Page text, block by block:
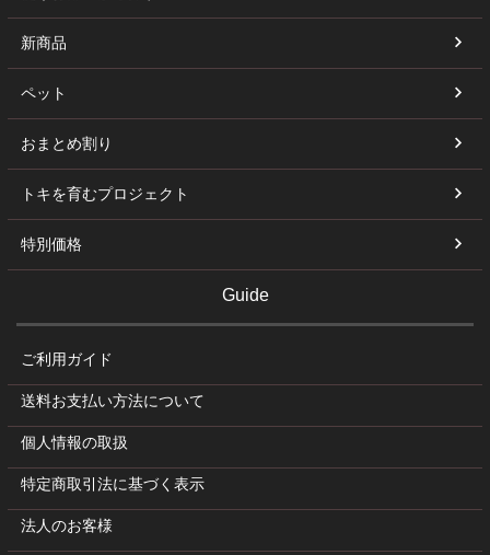
新商品
ペット
おまとめ割り
トキを育むプロジェクト
特別価格
Guide
ご利用ガイド
送料お支払い方法について
個人情報の取扱
特定商取引法に基づく表示
法人のお客様